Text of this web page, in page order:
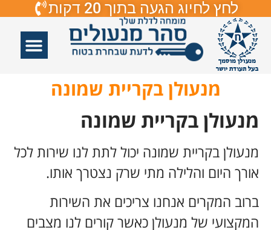
לחץ לחיוג הגעה בתוך 20 דקות
מנעולן בקריית שמונה
מנעולן בקריית שמונה
מנעולן בקריית שמונה יכול לתת לנו שירות לכל
אורך היום והלילה מתי שרק נצטרך אותו.
ברוב המקרים אנחנו צריכים את השירות
המקצועי של מנעולן כאשר קורים לנו מצבים